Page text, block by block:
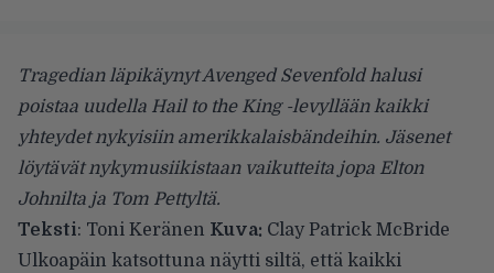
Tragedian läpikäynyt Avenged Sevenfold halusi
poistaa uudella Hail to the King -levyllään kaikki
yhteydet nykyisiin amerikkalaisbändeihin. Jäsenet
löytävät nykymusiikistaan vaikutteita jopa Elton
Johnilta ja Tom Pettyltä.
Teksti: Toni Keränen Kuva: Clay Patrick McBride
Ulkoapäin katsottuna näytti siltä, että kaikki